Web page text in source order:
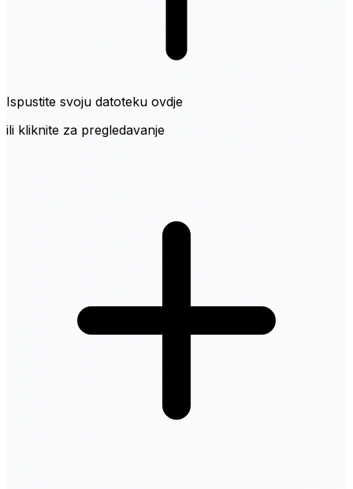
Ispustite svoju datoteku ovdje
ili kliknite za pregledavanje